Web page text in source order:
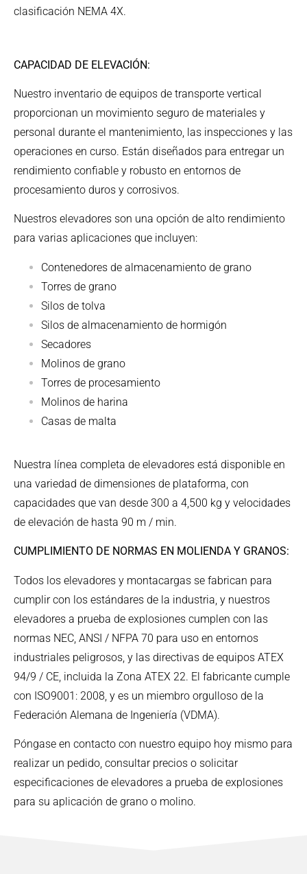
clasificación NEMA 4X.
CAPACIDAD DE ELEVACIÓN:
Nuestro inventario de equipos de transporte vertical
proporcionan un movimiento seguro de materiales y
personal durante el mantenimiento, las inspecciones y las
operaciones en curso. Están diseñados para entregar un
rendimiento confiable y robusto en entornos de
procesamiento duros y corrosivos.
Nuestros elevadores son una opción de alto rendimiento
para varias aplicaciones que incluyen:
Contenedores de almacenamiento de grano
Torres de grano
Silos de tolva
Silos de almacenamiento de hormigón
Secadores
Molinos de grano
Torres de procesamiento
Molinos de harina
Casas de malta
Nuestra línea completa de elevadores está disponible en
una variedad de dimensiones de plataforma, con
capacidades que van desde 300 a 4,500 kg y velocidades
de elevación de hasta 90 m / min.
CUMPLIMIENTO DE NORMAS EN MOLIENDA Y GRANOS:
Todos los elevadores y montacargas se fabrican para
cumplir con los estándares de la industria, y nuestros
elevadores a prueba de explosiones cumplen con las
normas NEC, ANSI / NFPA 70 para uso en entornos
industriales peligrosos, y las directivas de equipos ATEX
94/9 / CE, incluida la Zona ATEX 22. El fabricante cumple
con ISO9001: 2008, y es un miembro orgulloso de la
Federación Alemana de Ingeniería (VDMA).
Póngase en contacto con nuestro equipo hoy mismo para
realizar un pedido, consultar precios o solicitar
especificaciones de elevadores a prueba de explosiones
para su aplicación de grano o molino.